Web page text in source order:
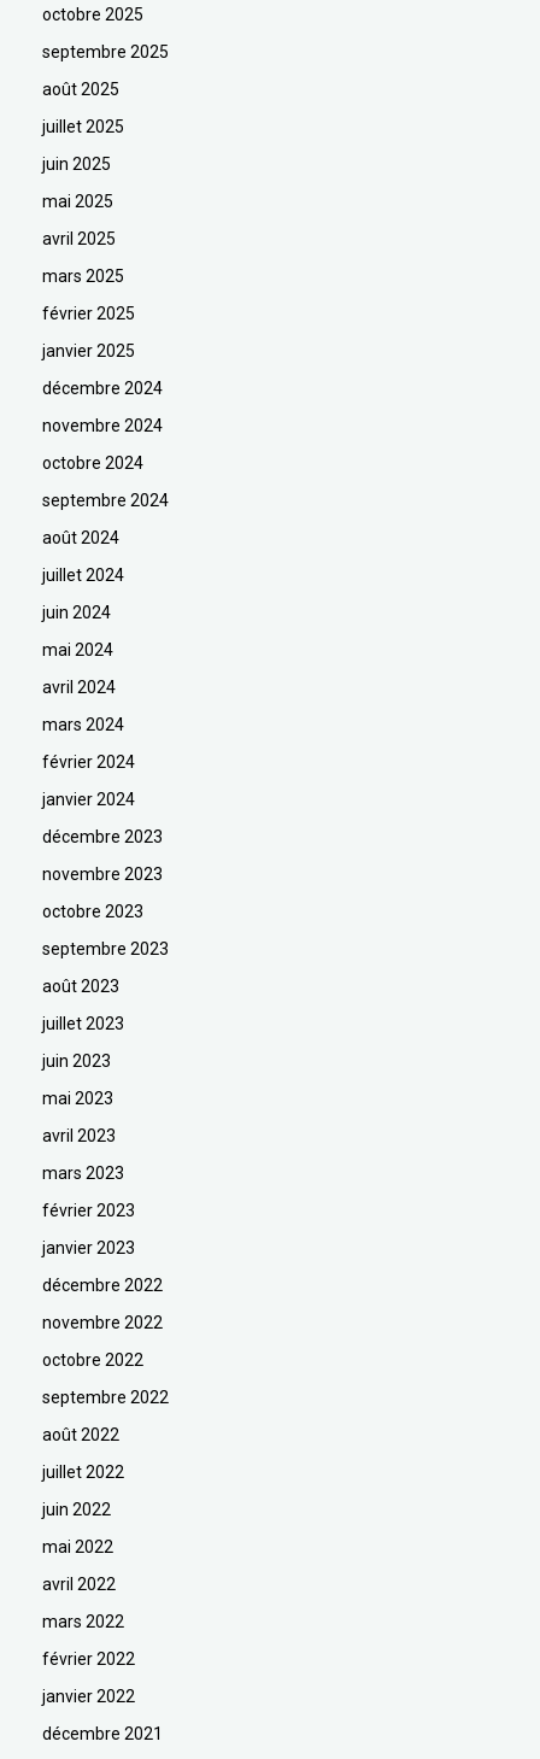
octobre 2025
septembre 2025
août 2025
juillet 2025
juin 2025
mai 2025
avril 2025
mars 2025
février 2025
janvier 2025
décembre 2024
novembre 2024
octobre 2024
septembre 2024
août 2024
juillet 2024
juin 2024
mai 2024
avril 2024
mars 2024
février 2024
janvier 2024
décembre 2023
novembre 2023
octobre 2023
septembre 2023
août 2023
juillet 2023
juin 2023
mai 2023
avril 2023
mars 2023
février 2023
janvier 2023
décembre 2022
novembre 2022
octobre 2022
septembre 2022
août 2022
juillet 2022
juin 2022
mai 2022
avril 2022
mars 2022
février 2022
janvier 2022
décembre 2021